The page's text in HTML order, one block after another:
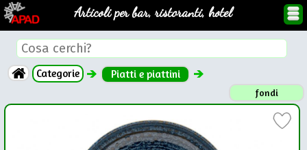
Articoli per bar, ristoranti, hotel
Categorie Piatti e piattini
fondi